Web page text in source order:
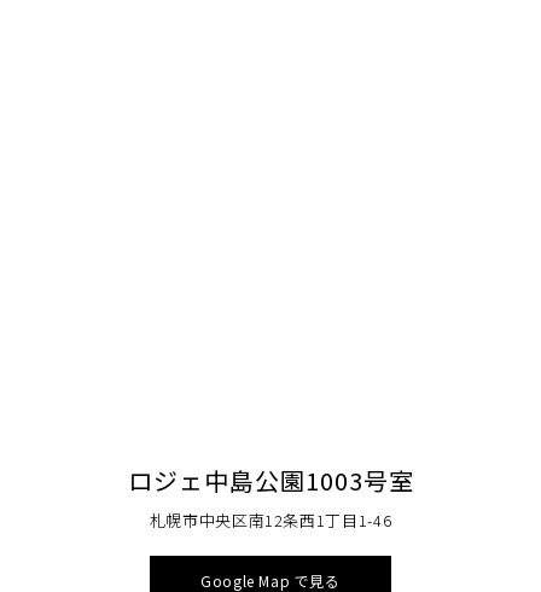
ロジェ中島公園1003号室
札幌市中央区南12条西1丁目1-46
Google Map で見る